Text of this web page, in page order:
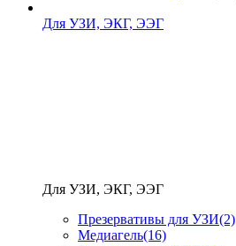
Для УЗИ, ЭКГ, ЭЭГ
Для УЗИ, ЭКГ, ЭЭГ
Презервативы для УЗИ(2)
Медиагель(16)